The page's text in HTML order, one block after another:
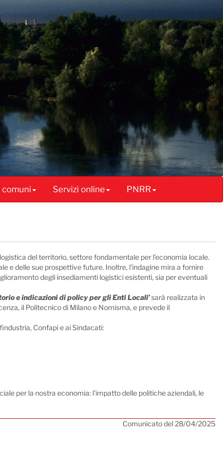
comuni Servizi online PNRR
del territorio, settore fondamentale per l’economia locale.
e delle sue prospettive future. Inoltre, l'indagine mira a fornire
degli insediamenti logistici esistenti, sia per eventuali
e indicazioni di policy per gli Enti Locali’sarà realizzata in
il Politecnico di Milano e Nomisma, e prevede il
Confapi e ai Sindacati:
per la nostra economia: l'impatto delle politiche aziendali, le
Comunicato del 28/04/2025